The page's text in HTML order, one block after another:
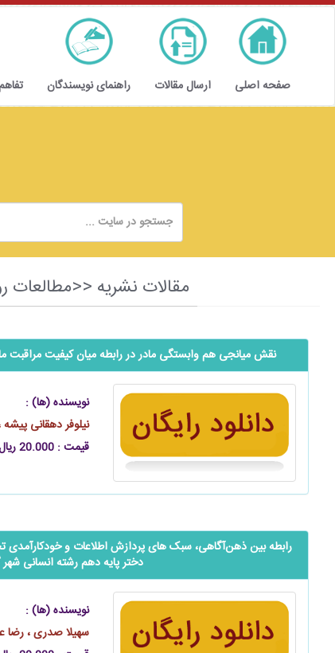
صفحه اصلی ارسال مقالات راهنمای نویسندگان
مقالات نشریه <<مطالعات روان شناسی و
نقش میانجی هم وابستگی مادر در رابطه میان کیفیت مراقبت
نویسنده (ها) :
نیلوفر دهقانی پیشه
قیمت : 20.000 ریال
رابطه بین ذهن‌آگاهی، سبک ‌‌‌‌‌های پردازش اطلاعات و خودکارآمدی
دختر پایه دهم رشته انسانی شهر
نویسنده (ها) :
سهیلا صدری ، رضا